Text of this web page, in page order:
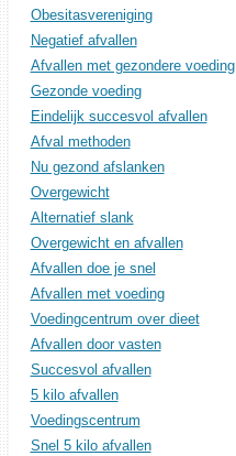
Obesitasvereniging
Negatief afvallen
Afvallen met gezondere voeding
Gezonde voeding
Eindelijk succesvol afvallen
Afval methoden
Nu gezond afslanken
Overgewicht
Alternatief slank
Overgewicht en afvallen
Afvallen doe je snel
Afvallen met voeding
Voedingcentrum over dieet
Afvallen door vasten
Succesvol afvallen
5 kilo afvallen
Voedingscentrum
Snel 5 kilo afvallen